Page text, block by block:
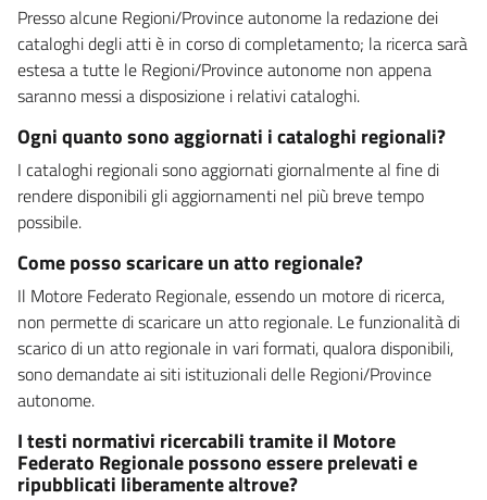
Presso alcune Regioni/Province autonome la redazione dei
cataloghi degli atti è in corso di completamento; la ricerca sarà
estesa a tutte le Regioni/Province autonome non appena
saranno messi a disposizione i relativi cataloghi.
Ogni quanto sono aggiornati i cataloghi regionali?
I cataloghi regionali sono aggiornati giornalmente al fine di
rendere disponibili gli aggiornamenti nel più breve tempo
possibile.
Come posso scaricare un atto regionale?
Il Motore Federato Regionale, essendo un motore di ricerca,
non permette di scaricare un atto regionale. Le funzionalità di
scarico di un atto regionale in vari formati, qualora disponibili,
sono demandate ai siti istituzionali delle Regioni/Province
autonome.
I testi normativi ricercabili tramite il Motore
Federato Regionale possono essere prelevati e
ripubblicati liberamente altrove?